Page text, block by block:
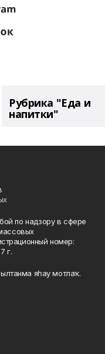
Рубрика "Еда и
напитки"
по надзору в сфере
номер:
г.
һылтанма яһау мотлаҡ.